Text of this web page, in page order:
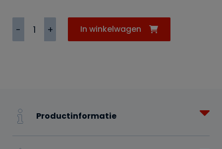
Statafelrok
Festival
turquoise
In winkelwagen
Productinformatie